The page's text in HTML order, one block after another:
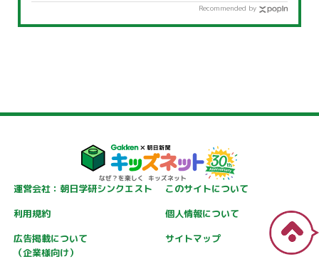
Recommended by
運営会社：朝日学研シンクエスト
このサイトについて
利用規約
個人情報について
広告掲載について
（企業様向け）
サイトマップ